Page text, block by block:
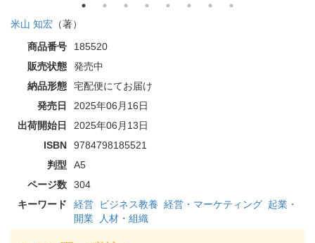
米山 知宏 （著）
商品番号
185520
販売状態
発売中
納品形態
宅配便にてお届け
発売日
2025年06月16日
出荷開始日
2025年06月13日
ISBN
9784798185521
判型
A5
ページ数
304
キーワード
経営 ビジネス教養 経営・マーケティング 起業・
開業
人材・組織